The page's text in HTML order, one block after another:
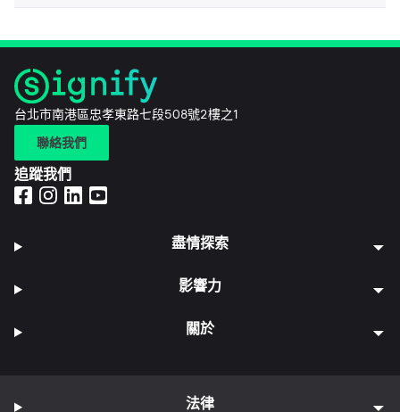
台北市南港區忠孝東路七段508號2樓之1
聯絡我們
追蹤我們
盡情探索
影響力
關於
法律